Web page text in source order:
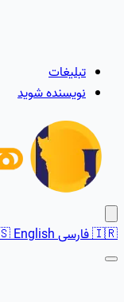
تبلیغات
نویسنده شوید
🇮🇷فارسیEnglish